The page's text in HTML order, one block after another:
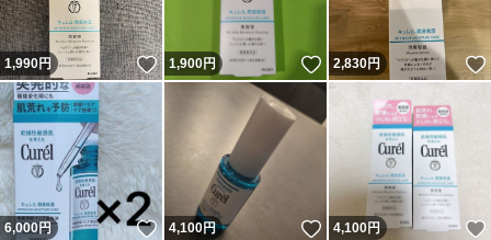
1,990円 いいね！
1,900円 いいね！
2,830円
6,000円 いいね！
4,100円 いいね！
4,100円